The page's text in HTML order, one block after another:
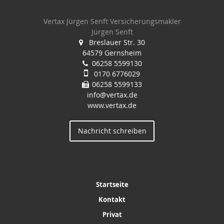
Vertax Jürgen Senft Versicherungsmakler
Jürgen Senft
Breslauer Str. 30
64579 Gernsheim
06258 5599130
0170 6776029
06258 5599133
info@vertax.de
www.vertax.de
Nachricht schreiben
Startseite
Kontakt
Privat